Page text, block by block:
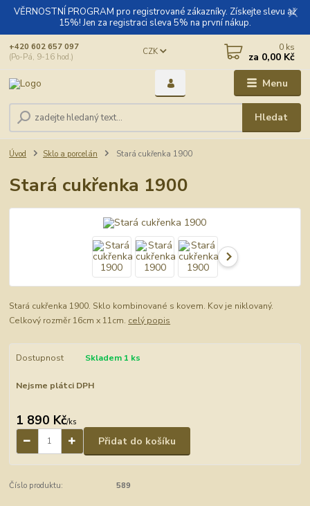
VĚRNOSTNÍ PROGRAM pro registrované zákazníky. Získejte slevu až
15%! Jen za registraci sleva 5% na první nákup.
Menu
CZK
Hledat
+420 602 657 097
(Po-Pá, 9-16 hod.)
0 ks
za 0,00 Kč
Úvod Sklo a porcelán Stará cukřenka 1900
Stará cukřenka 1900
Stará cukřenka 1900. Sklo kombinované s kovem. Kov je niklovaný.
Celkový rozměr 16cm x 11cm. celý popis
Dostupnost Skladem 1 ks
Nejsme plátci DPH
1 890 Kč/ks
Přidat do košíku
Číslo produktu: 589